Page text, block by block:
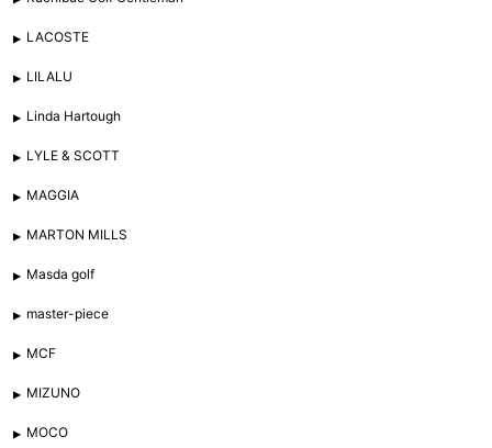
LACOSTE
LILALU
Linda Hartough
LYLE & SCOTT
MAGGIA
MARTON MILLS
Masda golf
master-piece
MCF
MIZUNO
MOCO